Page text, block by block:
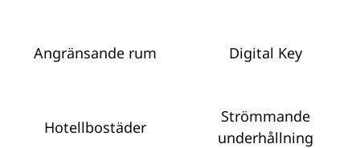
Angränsande rum Digital Key
Hotellbostäder
Strömmande
underhållning